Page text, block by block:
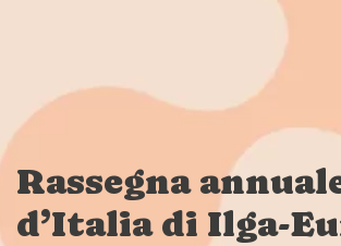
Rassegna
d’Italia di Ilga-